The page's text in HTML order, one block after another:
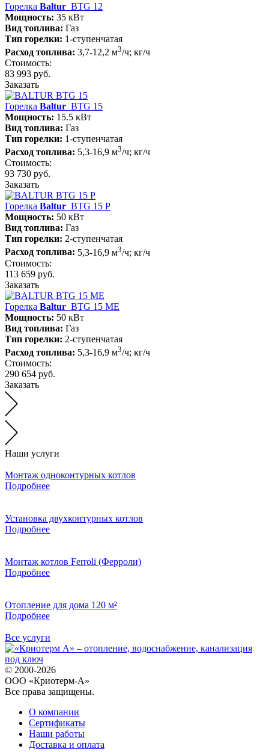
Горелка Baltur BTG 12
Мощность: 35 кВт
Вид топлива: Газ
Тип горелки: 1-ступенчатая
Расход топлива: 3,7-12,2 м3/ч; кг/ч
Стоимость:
83 993 руб.
Заказать
Горелка Baltur BTG 15
Мощность: 15.5 кВт
Вид топлива: Газ
Тип горелки: 1-ступенчатая
Расход топлива: 5,3-16,9 м3/ч; кг/ч
Стоимость:
93 730 руб.
Заказать
Горелка Baltur BTG 15 P
Мощность: 50 кВт
Вид топлива: Газ
Тип горелки: 2-ступенчатая
Расход топлива: 5,3-16,9 м3/ч; кг/ч
Стоимость:
113 659 руб.
Заказать
Горелка Baltur BTG 15 ME
Мощность: 50 кВт
Вид топлива: Газ
Тип горелки: 2-ступенчатая
Расход топлива: 5,3-16,9 м3/ч; кг/ч
Стоимость:
290 654 руб.
Заказать
Наши услуги
Монтаж одноконтурных котлов
Подробнее
Установка двухконтурных котлов
Подробнее
Монтаж котлов Ferroli (Ферроли)
Подробнее
Отопление для дома 120 м²
Подробнее
Все услуги
© 2000-2026
ООО «Криотерм-А»
Все права защищены.
О компании
Сертификаты
Наши работы
Доставка и оплата